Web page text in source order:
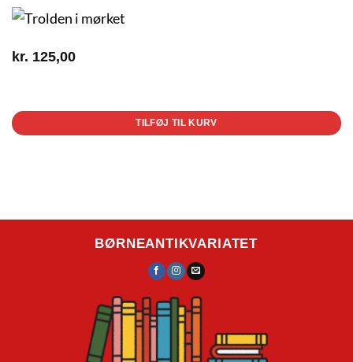
kr. 125,00
TILFØJ TIL KURV
BØRNEANTIKVARIATET